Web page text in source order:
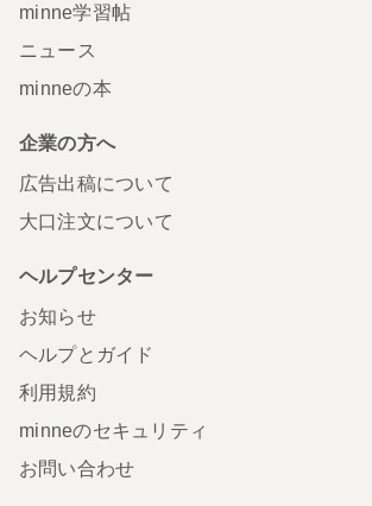
minne学習帖
ニュース
minneの本
企業の方へ
広告出稿について
大口注文について
ヘルプセンター
お知らせ
ヘルプとガイド
利用規約
minneのセキュリティ
お問い合わせ